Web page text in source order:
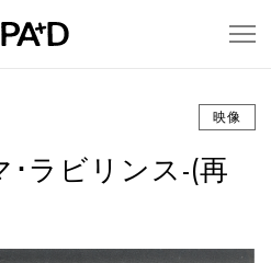
映像
･ラビリンス-(再